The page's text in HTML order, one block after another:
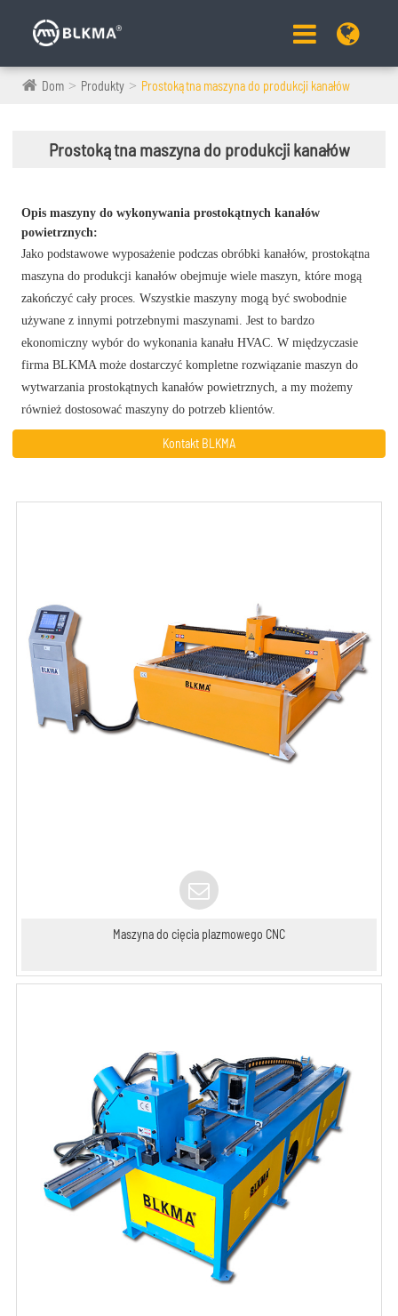
Dom Produkty Prostokątna maszyna do produkcji kanałów
Prostokątna maszyna do produkcji kanałów
Opis maszyny do wykonywania prostokątnych kanałów
powietrznych:
Jako podstawowe wyposażenie podczas obróbki kanałów, prostokątna
maszyna do produkcji kanałów obejmuje wiele maszyn, które mogą
zakończyć cały proces. Wszystkie maszyny mogą być swobodnie
używane z innymi potrzebnymi maszynami. Jest to bardzo
ekonomiczny wybór do wykonania kanału HVAC. W międzyczasie
firma BLKMA może dostarczyć kompletne rozwiązanie maszyn do
wytwarzania prostokątnych kanałów powietrznych, a my możemy
również dostosować maszyny do potrzeb klientów.
Kontakt BLKMA
Maszyna do cięcia plazmowego CNC